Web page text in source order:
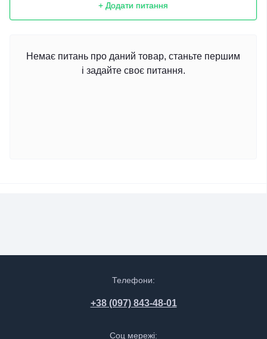
+ Додати питання
Немає питань про даний товар, станьте першим
і задайте своє питання.
Телефони:
+38 (097) 843-48-01
Соц мережі: